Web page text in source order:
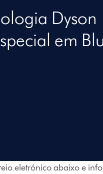
Dyson
em
eletrónico abaixo e